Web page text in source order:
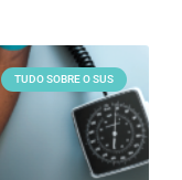
TUDO SOBRE O SUS